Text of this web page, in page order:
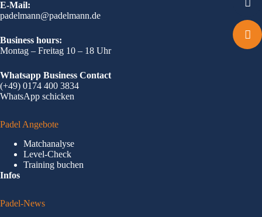
E-Mail:
padelmann@padelmann.de
Business hours:
Montag – Freitag 10 – 18 Uhr
Whatsapp Business Contact
(+49) 0174 400 3834
WhatsApp schicken
Padel Angebote
Matchanalyse
Level-Check
Training buchen
Infos
Padel-News